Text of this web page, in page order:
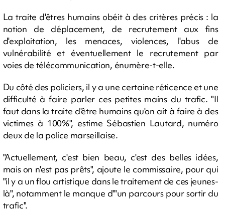
La traite d'êtres humains obéit à des critères précis : la
notion de déplacement, de recrutement aux fins
d'exploitation, les menaces, violences, l'abus de
vulnérabilité et éventuellement le recrutement par
voies de télécommunication, énumère-t-elle.
Du côté des policiers, il y a une certaine réticence et une
difficulté à faire parler ces petites mains du trafic. "Il
faut dans la traite d'être humains qu'on ait à faire à des
victimes à 100%", estime Sébastien Lautard, numéro
deux de la police marseillaise.
"Actuellement, c'est bien beau, c'est des belles idées,
mais on n'est pas prêts", ajoute le commissaire, pour qui
"il y a un flou artistique dans le traitement de ces jeunes-
là", notamment le manque d'"un parcours pour sortir du
trafic".